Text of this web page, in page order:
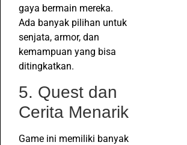
gaya bermain mereka.
Ada banyak pilihan untuk
senjata, armor, dan
kemampuan yang bisa
ditingkatkan.
5. Quest dan
Cerita Menarik
Game ini memiliki banyak